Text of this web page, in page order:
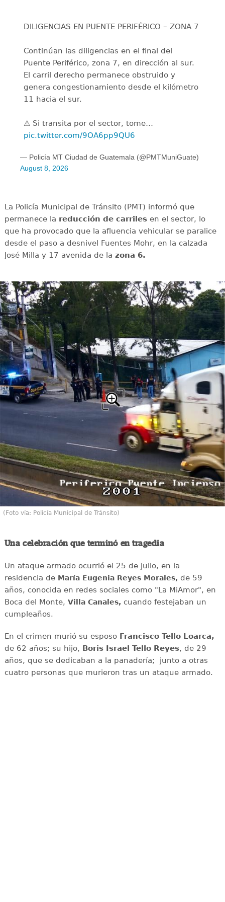
DILIGENCIAS EN PUENTE PERIFÉRICO – ZONA 7
Continúan las diligencias en el final del
Puente Periférico, zona 7, en dirección al sur.
El carril derecho permanece obstruido y
genera congestionamiento desde el kilómetro
11 hacia el sur.
⚠️ Si transita por el sector, tome…
pic.twitter.com/9OA6pp9QU6
— Policía MT Ciudad de Guatemala (@PMTMuniGuate)
August 8, 2026
La Policía Municipal de Tránsito (PMT) informó que
permanece la reducción de carrilesen el sector, lo
que ha provocado que la afluencia vehicular se paralice
desde el paso a desnivel Fuentes Mohr, en la calzada
José Milla y 17 avenida de la zona 6.
(Foto vía: Policía Municipal de Tránsito)
Una celebración que terminó en tragedia
Un ataque armado ocurrió el 25 de julio, en la
residencia de María Eugenia Reyes Morales, de 59
años, conocida en redes sociales como "La MiAmor", en
Boca del Monte, Villa Canales, cuando festejaban un
cumpleaños.
En el crimen murió su esposoFrancisco Tello Loarca,
de 62 años; su hijo, Boris Israel Tello Reyes, de 29
años, que se dedicaban a la panadería; junto a otras
cuatro personas que murieron tras un ataque armado.